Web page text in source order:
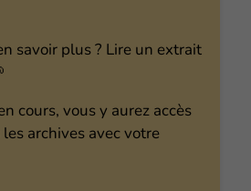
savoir plus ? Lire un extrait
cours, vous y aurez accès
archives avec votre